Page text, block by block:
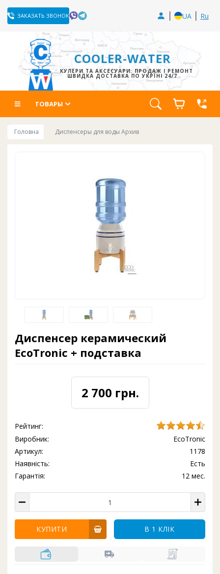
ЗАКАЗАТЬ ЗВОНОК UA Ru
COOLER-WATER
КУЛЕРИ ТА АКСЕСУАРИ: ПРОДАЖ І РЕМОНТ
ШВИДКА ДОСТАВКА ПО УКРЇНІ 24/7
ТОВАРЫ
Головна Диспенсеры для воды Архив
Диспенсер керамический
EcoTronic + подставка
2 700 грн.
Рейтинг:
EcoTronic
Виробник:
1178
Артикул:
Есть
Наявність:
12 мес.
Гарантія:
КУПИТИ В 1 КЛІК